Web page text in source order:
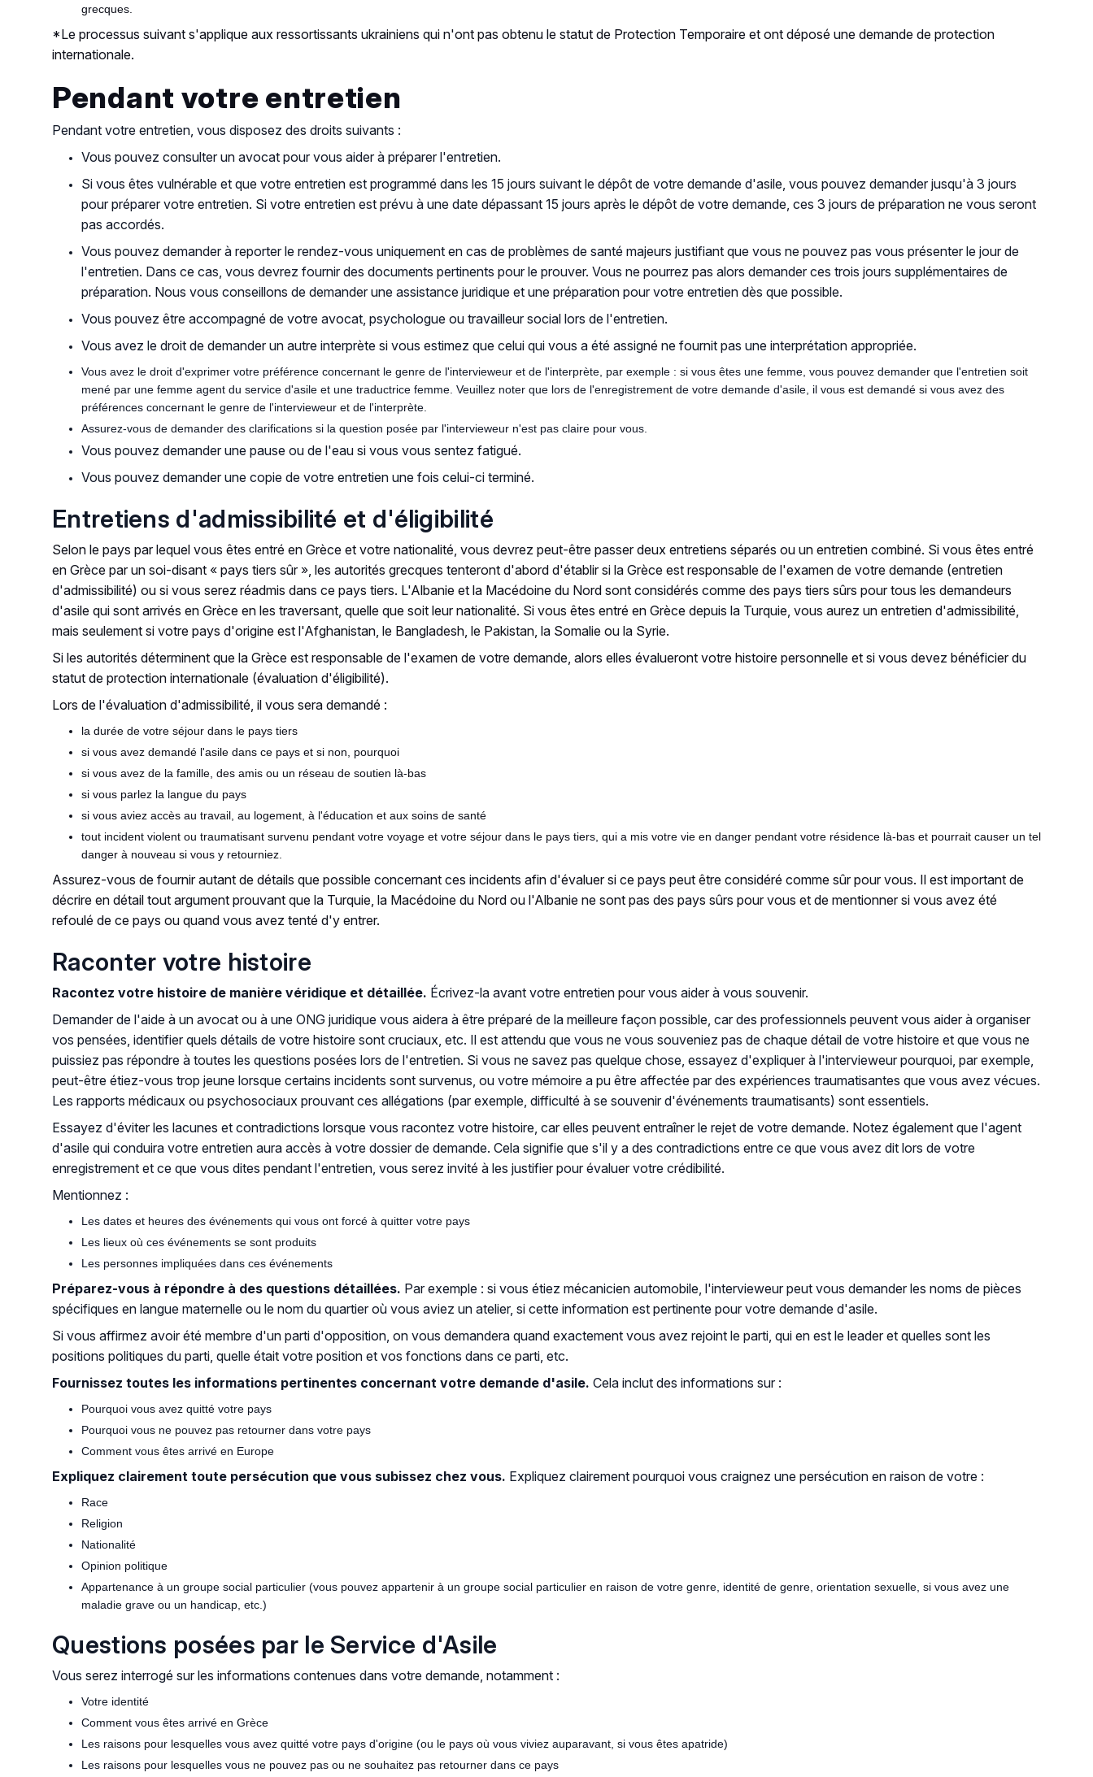
grecques.
*Le processus suivant s'applique aux ressortissants ukrainiens qui n'ont pas obtenu le statut de Protection Temporaire et ont déposé une demande de protection
internationale.
Pendant votre entretien
Pendant votre entretien, vous disposez des droits suivants :
Vous pouvez consulter un avocat pour vous aider à préparer l'entretien.
Si vous êtes vulnérable et que votre entretien est programmé dans les 15 jours suivant le dépôt de votre demande d'asile, vous pouvez demander jusqu'à 3 jours
pour préparer votre entretien. Si votre entretien est prévu à une date dépassant 15 jours après le dépôt de votre demande, ces 3 jours de préparation ne vous seront
pas accordés.
Vous pouvez demander à reporter le rendez-vous uniquement en cas de problèmes de santé majeurs justifiant que vous ne pouvez pas vous présenter le jour de
l'entretien. Dans ce cas, vous devrez fournir des documents pertinents pour le prouver. Vous ne pourrez pas alors demander ces trois jours supplémentaires de
préparation. Nous vous conseillons de demander une assistance juridique et une préparation pour votre entretien dès que possible.
Vous pouvez être accompagné de votre avocat, psychologue ou travailleur social lors de l'entretien.
Vous avez le droit de demander un autre interprète si vous estimez que celui qui vous a été assigné ne fournit pas une interprétation appropriée.
Vous avez le droit d'exprimer votre préférence concernant le genre de l'intervieweur et de l'interprète, par exemple : si vous êtes une femme, vous pouvez demander que l'entretien soit
mené par une femme agent du service d'asile et une traductrice femme. Veuillez noter que lors de l'enregistrement de votre demande d'asile, il vous est demandé si vous avez des
préférences concernant le genre de l'intervieweur et de l'interprète.
Assurez-vous de demander des clarifications si la question posée par l'intervieweur n'est pas claire pour vous.
Vous pouvez demander une pause ou de l'eau si vous vous sentez fatigué.
Vous pouvez demander une copie de votre entretien une fois celui-ci terminé.
Entretiens d'admissibilité et d'éligibilité
Selon le pays par lequel vous êtes entré en Grèce et votre nationalité, vous devrez peut-être passer deux entretiens séparés ou un entretien combiné. Si vous êtes entré
en Grèce par un soi-disant « pays tiers sûr », les autorités grecques tenteront d'abord d'établir si la Grèce est responsable de l'examen de votre demande (entretien
d'admissibilité) ou si vous serez réadmis dans ce pays tiers. L'Albanie et la Macédoine du Nord sont considérés comme des pays tiers sûrs pour tous les demandeurs
d'asile qui sont arrivés en Grèce en les traversant, quelle que soit leur nationalité. Si vous êtes entré en Grèce depuis la Turquie, vous aurez un entretien d'admissibilité,
mais seulement si votre pays d'origine est l'Afghanistan, le Bangladesh, le Pakistan, la Somalie ou la Syrie.
Si les autorités déterminent que la Grèce est responsable de l'examen de votre demande, alors elles évalueront votre histoire personnelle et si vous devez bénéficier du
statut de protection internationale (évaluation d'éligibilité).
Lors de l'évaluation d'admissibilité, il vous sera demandé :
la durée de votre séjour dans le pays tiers
si vous avez demandé l'asile dans ce pays et si non, pourquoi
si vous avez de la famille, des amis ou un réseau de soutien là-bas
si vous parlez la langue du pays
si vous aviez accès au travail, au logement, à l'éducation et aux soins de santé
tout incident violent ou traumatisant survenu pendant votre voyage et votre séjour dans le pays tiers, qui a mis votre vie en danger pendant votre résidence là-bas et pourrait causer un tel
danger à nouveau si vous y retourniez.
Assurez-vous de fournir autant de détails que possible concernant ces incidents afin d'évaluer si ce pays peut être considéré comme sûr pour vous. Il est important de
décrire en détail tout argument prouvant que la Turquie, la Macédoine du Nord ou l'Albanie ne sont pas des pays sûrs pour vous et de mentionner si vous avez été
refoulé de ce pays ou quand vous avez tenté d'y entrer.
Raconter votre histoire
Racontez votre histoire de manière véridique et détaillée. Écrivez-la avant votre entretien pour vous aider à vous souvenir.
Demander de l'aide à un avocat ou à une ONG juridique vous aidera à être préparé de la meilleure façon possible, car des professionnels peuvent vous aider à organiser
vos pensées, identifier quels détails de votre histoire sont cruciaux, etc. Il est attendu que vous ne vous souveniez pas de chaque détail de votre histoire et que vous ne
puissiez pas répondre à toutes les questions posées lors de l'entretien. Si vous ne savez pas quelque chose, essayez d'expliquer à l'intervieweur pourquoi, par exemple,
peut-être étiez-vous trop jeune lorsque certains incidents sont survenus, ou votre mémoire a pu être affectée par des expériences traumatisantes que vous avez vécues.
Les rapports médicaux ou psychosociaux prouvant ces allégations (par exemple, difficulté à se souvenir d'événements traumatisants) sont essentiels.
Essayez d'éviter les lacunes et contradictions lorsque vous racontez votre histoire, car elles peuvent entraîner le rejet de votre demande. Notez également que l'agent
d'asile qui conduira votre entretien aura accès à votre dossier de demande. Cela signifie que s'il y a des contradictions entre ce que vous avez dit lors de votre
enregistrement et ce que vous dites pendant l'entretien, vous serez invité à les justifier pour évaluer votre crédibilité.
Mentionnez :
Les dates et heures des événements qui vous ont forcé à quitter votre pays
Les lieux où ces événements se sont produits
Les personnes impliquées dans ces événements
Préparez-vous à répondre à des questions détaillées. Par exemple : si vous étiez mécanicien automobile, l'intervieweur peut vous demander les noms de pièces
spécifiques en langue maternelle ou le nom du quartier où vous aviez un atelier, si cette information est pertinente pour votre demande d'asile.
Si vous affirmez avoir été membre d'un parti d'opposition, on vous demandera quand exactement vous avez rejoint le parti, qui en est le leader et quelles sont les
positions politiques du parti, quelle était votre position et vos fonctions dans ce parti, etc.
Fournissez toutes les informations pertinentes concernant votre demande d'asile. Cela inclut des informations sur :
Pourquoi vous avez quitté votre pays
Pourquoi vous ne pouvez pas retourner dans votre pays
Comment vous êtes arrivé en Europe
Expliquez clairement toute persécution que vous subissez chez vous. Expliquez clairement pourquoi vous craignez une persécution en raison de votre :
Race
Religion
Nationalité
Opinion politique
Appartenance à un groupe social particulier (vous pouvez appartenir à un groupe social particulier en raison de votre genre, identité de genre, orientation sexuelle, si vous avez une
maladie grave ou un handicap, etc.)
Questions posées par le Service d'Asile
Vous serez interrogé sur les informations contenues dans votre demande, notamment :
Votre identité
Comment vous êtes arrivé en Grèce
Les raisons pour lesquelles vous avez quitté votre pays d'origine (ou le pays où vous viviez auparavant, si vous êtes apatride)
Les raisons pour lesquelles vous ne pouvez pas ou ne souhaitez pas retourner dans ce pays